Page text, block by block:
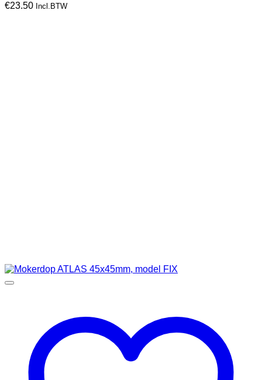
€23.50 Incl.BTW